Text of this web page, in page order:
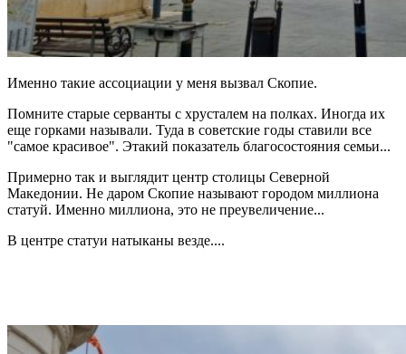
Именно такие ассоциации у меня вызвал Скопие.
Помните старые серванты с хрусталем на полках. Иногда их
еще горками называли. Туда в советские годы ставили все
"самое красивое". Этакий показатель благосостояния семьи...
Примерно так и выглядит центр столицы Северной
Македонии. Не даром Скопие называют городом миллиона
статуй. Именно миллиона, это не преувеличение...
В центре статуи натыканы везде....